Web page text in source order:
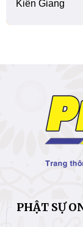
Kiên Giang
PHẬT SỰ